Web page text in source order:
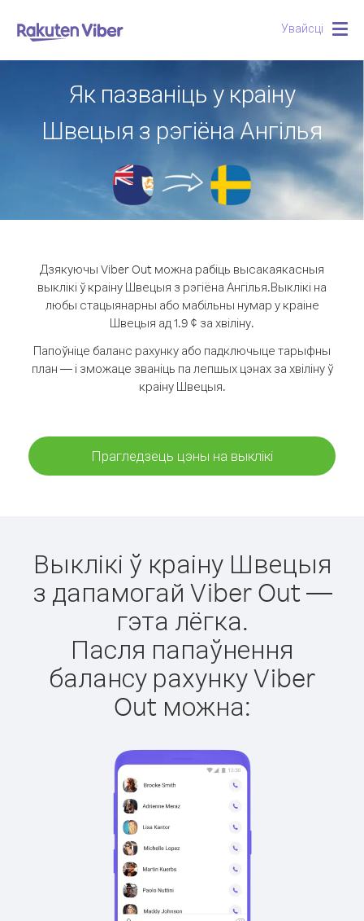
Увайсці
Як пазваніць у краіну
Швецыя з рэгіёна Ангілья
Дзякуючы Viber Out можна рабіць высакаякасныя
выклікі ў краіну Швецыя з рэгіёна Ангілья.Выклікі на
любы стацыянарны або мабільны нумар у краіне
Швецыя ад 1.9 ¢ за хвіліну.
Папоўніце баланс рахунку або падключыце тарыфны
план — і зможаце званіць па лепшых цэнах за хвіліну ў
краіну Швецыя.
Прагледзець цэны на выклікі
Выклікі ў краіну Швецыя
з дапамогай Viber Out —
гэта лёгка.
Пасля папаўнення
балансу рахунку Viber
Out можна: